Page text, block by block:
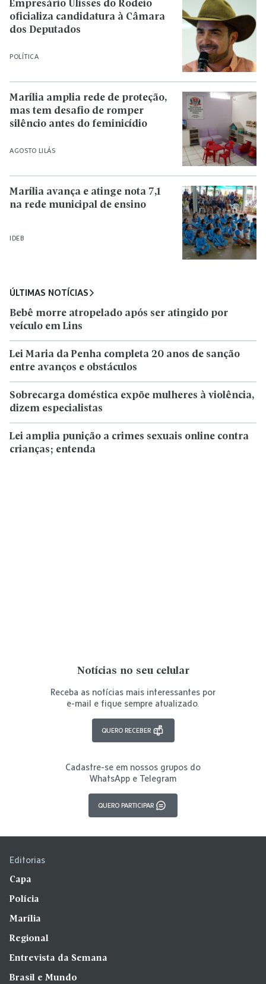
POLÍTICA
Empresário Ulisses do Rodeio
oficializa candidatura à Câmara
dos Deputados
AGOSTO LILÁS
Marília amplia rede de proteção,
mas tem desafio de romper
silêncio antes do feminicídio
IDEB
Marília avança e atinge nota 7,1
na rede municipal de ensino
ÚLTIMAS NOTÍCIAS
Bebê morre atropelado após ser atingido por
veículo em Lins
Lei Maria da Penha completa 20 anos de sanção
entre avanços e obstáculos
Sobrecarga doméstica expõe mulheres à violência,
dizem especialistas
Lei amplia punição a crimes sexuais online contra
crianças; entenda
Notícias no seu celular
Receba as notícias mais interessantes por
e-mail e fique sempre atualizado.
QUERO RECEBER
Cadastre-se em nossos grupos do
WhatsApp e Telegram
QUERO PARTICIPAR
Editorias
Capa
Polícia
Marília
Regional
Entrevista da Semana
Brasil e Mundo